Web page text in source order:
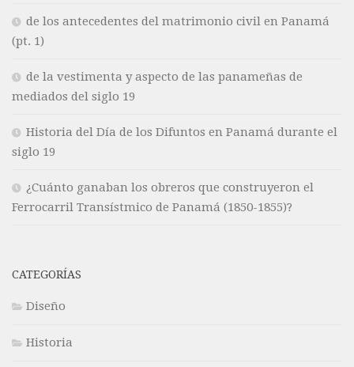
de los antecedentes del matrimonio civil en Panamá
(pt. 1)
de la vestimenta y aspecto de las panameñas de
mediados del siglo 19
Historia del Día de los Difuntos en Panamá durante el
siglo 19
¿Cuánto ganaban los obreros que construyeron el
Ferrocarril Transístmico de Panamá (1850-1855)?
CATEGORÍAS
Diseño
Historia